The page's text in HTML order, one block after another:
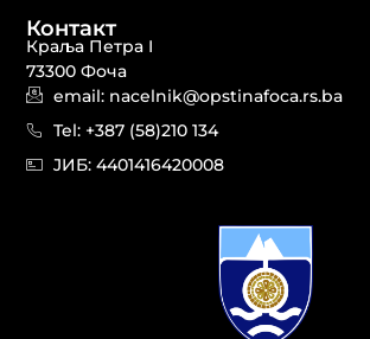
Контакт
Краља Петра I
73300 Фоча
email: nacelnik@opstinafoca.rs.ba
Tel: +387 (58)210 134
JИБ: 44014164​20008